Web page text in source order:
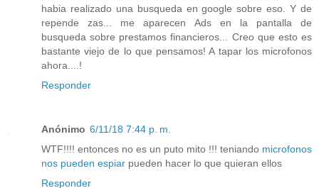
habia realizado una busqueda en google sobre eso. Y de
repende zas... me aparecen Ads en la pantalla de
busqueda sobre prestamos financieros... Creo que esto es
bastante viejo de lo que pensamos! A tapar los microfonos
ahora....!
Responder
Anónimo 6/11/18 7:44 p. m.
WTF!!!! entonces no es un puto mito !!! teniando microfonos
nos pueden espiar pueden hacer lo que quieran ellos
Responder